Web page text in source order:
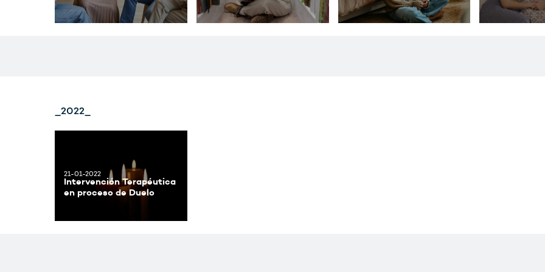
adolescente
_2022_
21-01-2022
Intervención Terapéutica
en proceso de Duelo